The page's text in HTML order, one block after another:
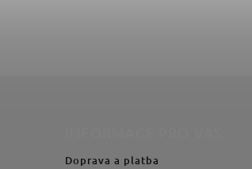
Doprava a platba